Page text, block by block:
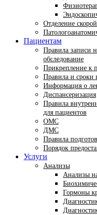
Отделение
Пациентам
Правила записи
обследование
Прикрепление к
Правила и сроки
Информация о
Диспансеризация
Правила
для пациентов
ОМС
ДМС
Правила
Порядок
Услуги
Анализы
Анализы
Гормоны